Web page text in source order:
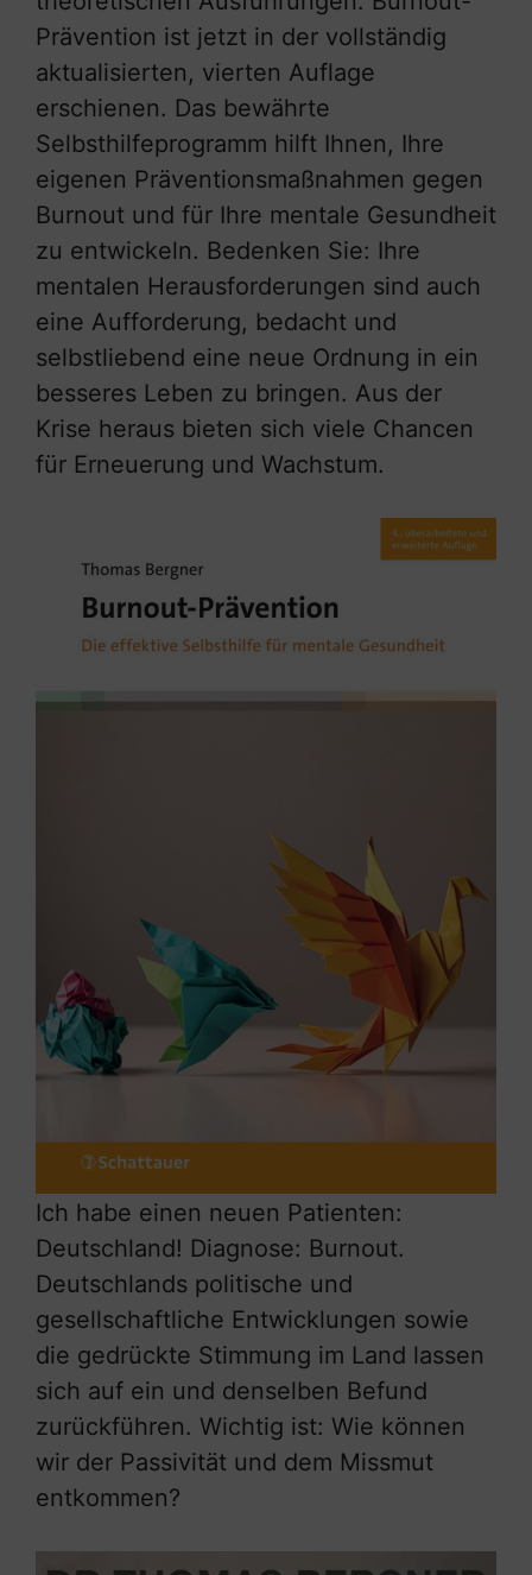
Prävention ist jetzt in der vollständig
aktualisierten, vierten Auflage
erschienen. Das bewährte
Selbsthilfeprogramm hilft Ihnen, Ihre
eigenen Präventionsmaßnahmen gegen
Burnout und für Ihre mentale Gesundheit
zu entwickeln. Bedenken Sie: Ihre
mentalen Herausforderungen sind auch
eine Aufforderung, bedacht und
selbstliebend eine neue Ordnung in ein
besseres Leben zu bringen. Aus der
Krise heraus bieten sich viele Chancen
für Erneuerung und Wachstum.
Ich habe einen neuen Patienten:
Deutschland! Diagnose: Burnout.
Deutschlands politische und
gesellschaftliche Entwicklungen sowie
die gedrückte Stimmung im Land lassen
sich auf ein und denselben Befund
zurückführen. Wichtig ist: Wie können
wir der Passivität und dem Missmut
entkommen?